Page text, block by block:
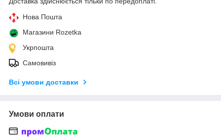
Нова Пошта
Магазини Rozetka
Укрпошта
Самовивіз
Всі умови доставки
Умови оплати